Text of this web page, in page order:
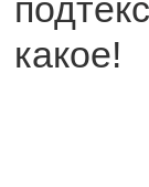
какое!